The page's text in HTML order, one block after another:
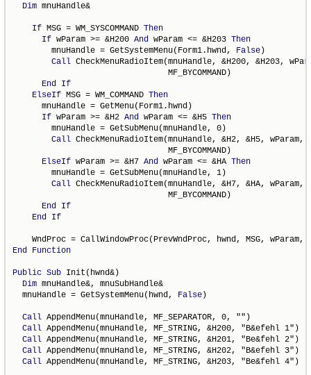
Dim mnuHandle&
If MSG = WM_SYSCOMMAND Then
If wParam >= &H200 And wParam <= &H203 Then
        mnuHandle = GetSystemMenu(Form1.hwnd,
False)
Call CheckMenuRadioItem(mnuHandle, &H200, &H203,
                                MF_BYCOMMAND)
End
If
ElseIf MSG = WM_COMMAND Then
      mnuHandle = GetMenu(Form1.hwnd)
If wParam >= &H2 And wParam <= &H5 Then
        mnuHandle = GetSubMenu(mnuHandle, 0)
Call CheckMenuRadioItem(mnuHandle, &H2, &H5, wParam,
                                MF_BYCOMMAND)
ElseIf wParam >= &H7 And wParam <= &HA Then
        mnuHandle = GetSubMenu(mnuHandle, 1)
Call CheckMenuRadioItem(mnuHandle, &H7, &HA, wParam,
                                MF_BYCOMMAND)
End
If
End
If
End Function
Public Sub Init(hwnd&)
Dim mnuHandle&, mnuSubHandle&
  mnuHandle = GetSystemMenu(hwnd,
False)
Call AppendMenu(mnuHandle, MF_SEPARATOR, 0, "")
Call AppendMenu(mnuHandle, MF_STRING, &H200, "B&efehl 1")
Call AppendMenu(mnuHandle, MF_STRING, &H201, "Be&fehl 2")
Call AppendMenu(mnuHandle, MF_STRING, &H202, "B&efehl 3")
Call AppendMenu(mnuHandle, MF_STRING, &H203, "Be&fehl 4")